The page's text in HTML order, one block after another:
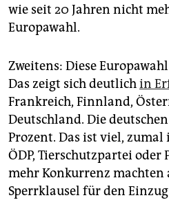
wie seit 20 Jahren nicht
Europawahl.
Zweitens: Diese
Das zeigt sich deutlichin
Frankreich, Finnland,
Deutschland. Die
Prozent. Das ist viel,
ÖDP, Tierschutzpartei oder
mehr Konkurrenz machten
Sperrklausel für den